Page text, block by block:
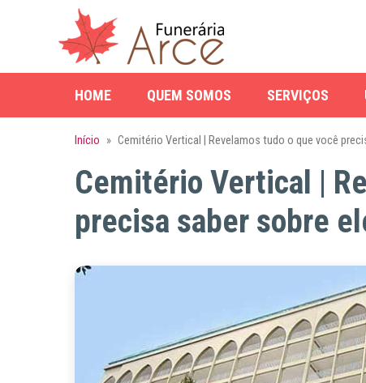
HOME QUEM SOMOS SERVIÇOS
Início » Cemitério Vertical | Revelamos tudo o que você
Cemitério Vertical |
precisa saber sobre